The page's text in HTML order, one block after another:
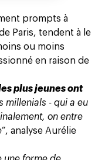
prompts à
Paris, tendent à le
ou moins
en raison de
plus jeunes ont
millenials - qui a eu
on entre
, analyse Aurélie